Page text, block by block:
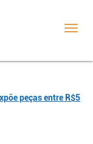
peças entre R$5